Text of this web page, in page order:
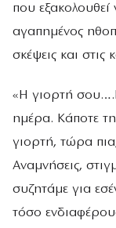
που εξακολουθεί
αγαπημένος
σκέψεις και
«Η γιορτή
ημέρα. Κάποτε
γιορτή, τώρα
Αναμνήσεις,
συζητάμε για
τόσο